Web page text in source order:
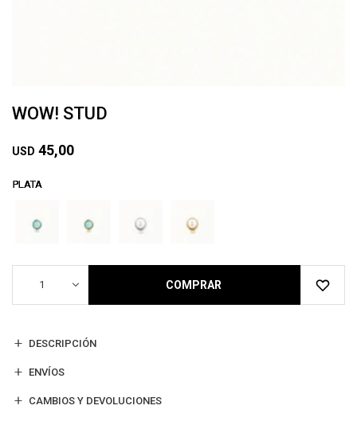
WOW! STUD
USD 45,00
PLATA
PLATA
PLATA
1 COMPRAR
DESCRIPCIÓN
ENVÍOS
CAMBIOS Y DEVOLUCIONES